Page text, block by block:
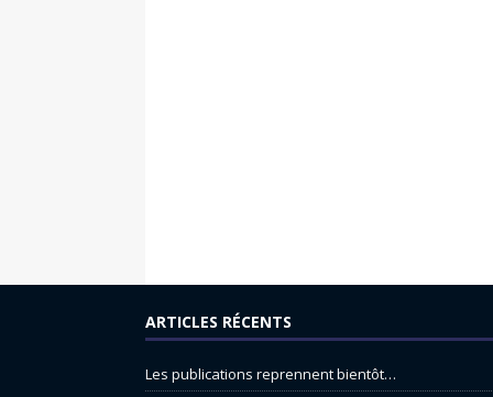
ARTICLES RÉCENTS
Les publications reprennent bientôt…